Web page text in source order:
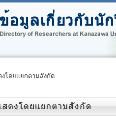
งโดยแยกตามสังกัด